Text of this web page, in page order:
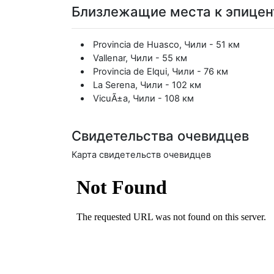
Близлежащие места к
Provincia de Huasco, Чили - 51 км
Vallenar, Чили - 55 км
Provincia de Elqui, Чили - 76 км
La Serena, Чили - 102 км
VicuÃ±a, Чили - 108 км
Свидетельства очевидцев
Карта свидетельств очевидцев